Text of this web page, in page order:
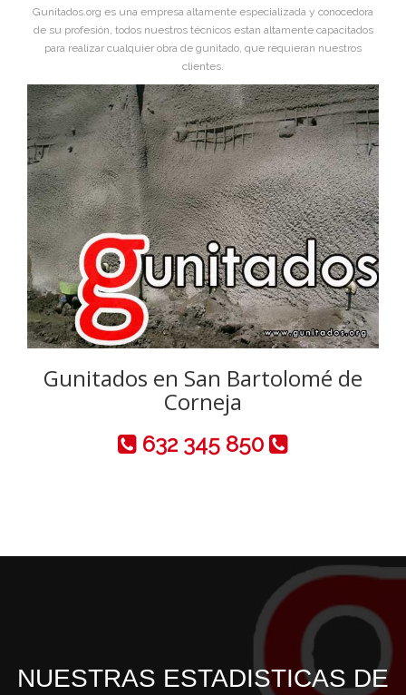
Gunitados.org es una empresa altamente especializada y conocedora
de su profesión, todos nuestros técnicos estan altamente capacitados
para realizar cualquier obra de gunitado, que requieran nuestros
clientes.
Gunitados en San Bartolomé de
Corneja
632 345 850
NUESTRAS ESTADISTICAS DE